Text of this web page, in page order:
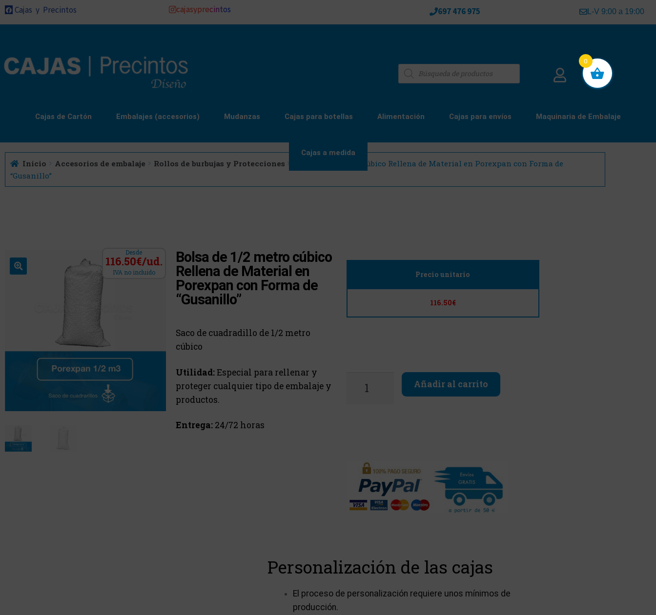
Cajas y Precintos cajasyprecintos 697 476 975 L-V 9:00 a 19:00
Cajas de Cartón Embalajes (accesorios) Mudanzas Cajas para botellas Alimentación Cajas para envíos Maquinaria de Embalaje
Cajas a medida
Inicio Accesorios de embalaje Rollos de burbujas y Protecciones
Bolsa de 1/2 metro cúbico Rellena de Material en Porexpan con Forma de
“Gusanillo”
Desde
116.50€/ud.
IVA no incluido
Bolsa de 1/2 metro cúbico
Rellena de Material en
Porexpan con Forma de
“Gusanillo”
Saco de cuadradillo de 1/2 metro
cúbico
Utilidad:Especial para rellenar y
proteger cualquier tipo de embalaje y
productos.
Entrega:24/72 horas
Precio unitario
116.50€
Añadir al carrito
Personalización de las cajas
El proceso de personalización requiere unos mínimos de
producción.
0